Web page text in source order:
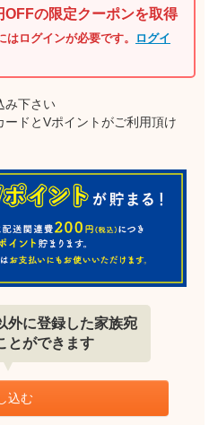
OFFの限定クーポンを取得
ログインが必要です。
ログイ
み下さい
ドとVポイントがご利用頂け
外に登録した家族宛
とができます
込む